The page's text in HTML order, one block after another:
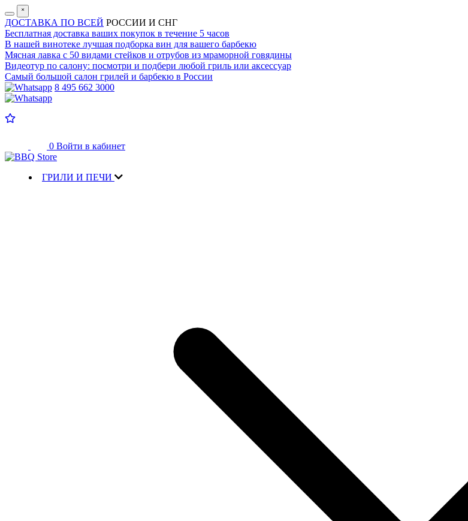
˟
ДОСТАВКА ПО ВСЕЙ РОССИИ И СНГ
Бесплатная доставка ваших покупок в течение 5 часов
В нашей винотеке лучшая подборка вин для вашего барбекю
Мясная лавка с 50 видами стейков и отрубов из мраморной говядины
Видеотур по салону: посмотри и подбери любой гриль или аксессуар
Самый большой салон грилей и барбекю в России
8 495 662 3000
0 Войти в кабинет
ГРИЛИ И ПЕЧИ